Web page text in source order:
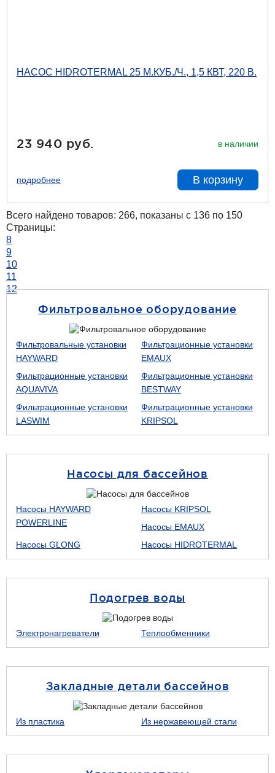
НАСОС HIDROTERMAL 25 М.КУБ./Ч., 1,5 КВТ, 220 В.
23 940 руб. в наличии
подробнее В корзину
Всего найдено товаров: 266, показаны с 136 по 150
Страницы:
8
9
10
11
12
Фильтровальное оборудование
Фильтровальные установки
HAYWARD
Фильтрационные установки
EMAUX
Фильтрационные установки
AQUAVIVA
Фильтрационные установки
BESTWAY
Фильтрационные установки
LASWIM
Фильтрационные установки
KRIPSOL
Насосы для бассейнов
Насосы HAYWARD
POWERLINE
Насосы KRIPSOL
Насосы EMAUX
Насосы GLONG
Насосы HIDROTERMAL
Подогрев воды
Электронагреватели Теплообменники
Закладные детали бассейнов
Из пластика Из нержавеющей стали